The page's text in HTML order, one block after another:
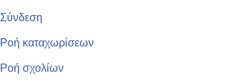
Σύνδεση
Ροή καταχωρίσεων
Ροή σχολίων